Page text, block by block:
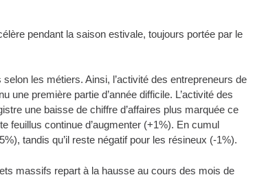
pendant la saison estivale, toujours portée par le
les métiers. Ainsi, l’activité des entrepreneurs de
une première partie d’année difficile. L’activité des
une baisse de chiffre d’affaires plus marquée ce
feuillus continue d’augmenter (+1%). En cumul
tandis qu’il reste négatif pour les résineux (-1%).
massifs repart à la hausse au cours des mois de